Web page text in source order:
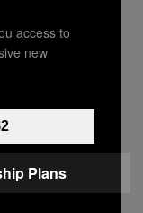
ĐORĐEVIĆ
bolesti „Dr
ĐORĐEVIĆ
access to
new
Plans